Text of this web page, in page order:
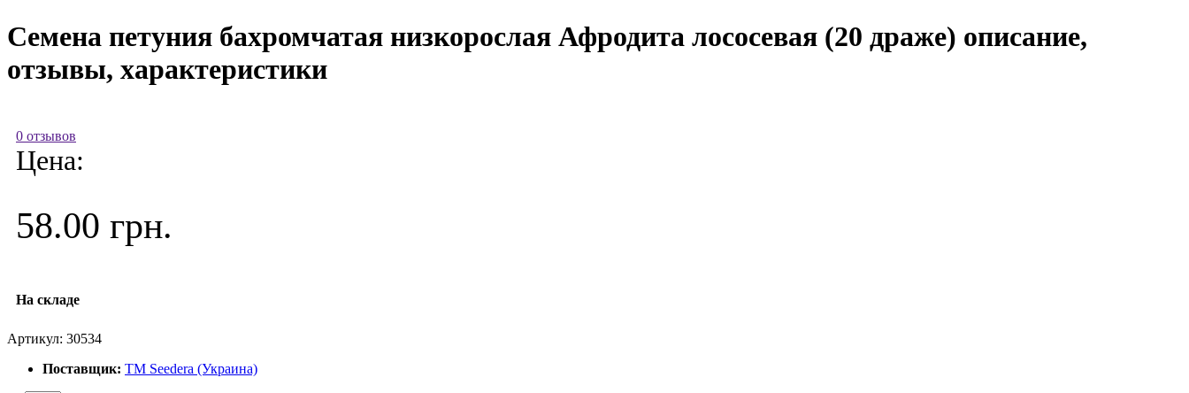
Семена петуния бахромчатая низкорослая Афродита лососевая (20 драже) описание,
отзывы, характеристики
0 отзывов
Цена:
58.00 грн.
На складе
Артикул: 30534
Поставщик: ТМ Seedera (Украина)